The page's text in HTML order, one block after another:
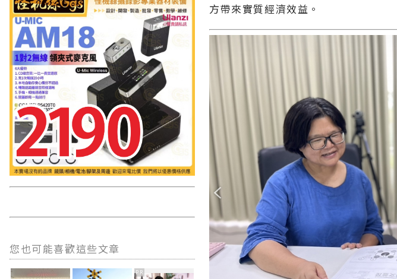
您也可能喜歡這些文章
PR
方帶來實質經濟效益。